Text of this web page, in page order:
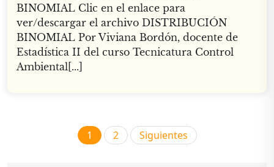
BINOMIAL Clic en el enlace para
ver/descargar el archivo DISTRIBUCIÓN
BINOMIAL Por Viviana Bordón, docente de
Estadística II del curso Tecnicatura Control
Ambiental[...]
Paginación
1 2 Siguientes